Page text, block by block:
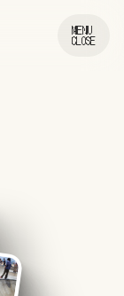
MENU
CLOSE